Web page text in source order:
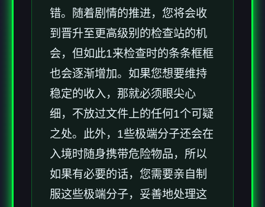
错。随着剧情的推进，您将会收
到晋升至更高级别的检查站的机
会，但如此1来检查时的条条框框
也会逐渐增加。如果您想要维持
稳定的收入，那就必须眼尖心
细，不放过文件上的任何1个可疑
之处。此外，1些极端分子还会在
入境时随身携带危险物品，所以
如果有必要的话，您需要亲自制
服这些极端分子，妥善地处理这